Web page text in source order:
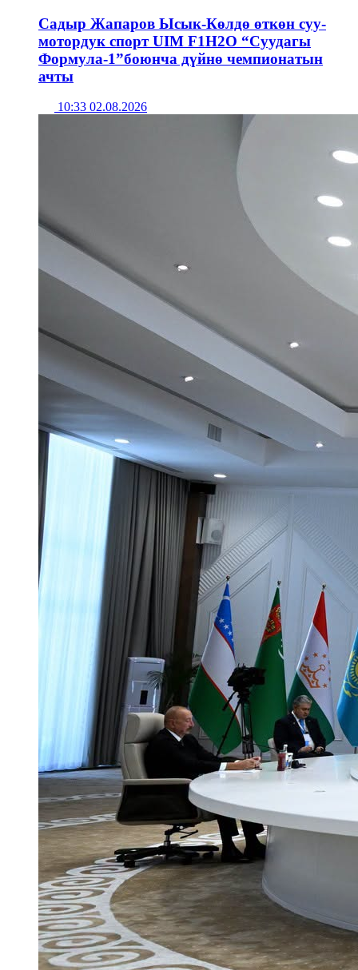
Садыр Жапаров Ысык-Көлдө өткөн суу-
мотордук спорт UIM F1H2O “Суудагы
Формула-1”боюнча дүйнө чемпионатын
ачты
10:33 02.08.2026